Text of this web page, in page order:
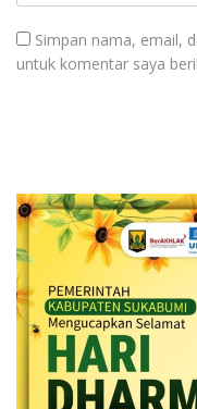
Simpan nama, email,
untuk komentar saya